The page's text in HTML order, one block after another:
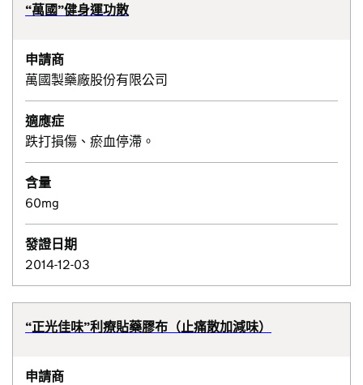
“萬國”健身運功散
申請商
萬國製藥廠股份有限公司
適應症
跌打損傷、瘀血停滯。
含量
60mg
發證日期
2014-12-03
“正光佳味”利療貼藥膠布（止痛散加減味）
申請商